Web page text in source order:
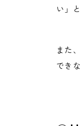
い」
また
でき